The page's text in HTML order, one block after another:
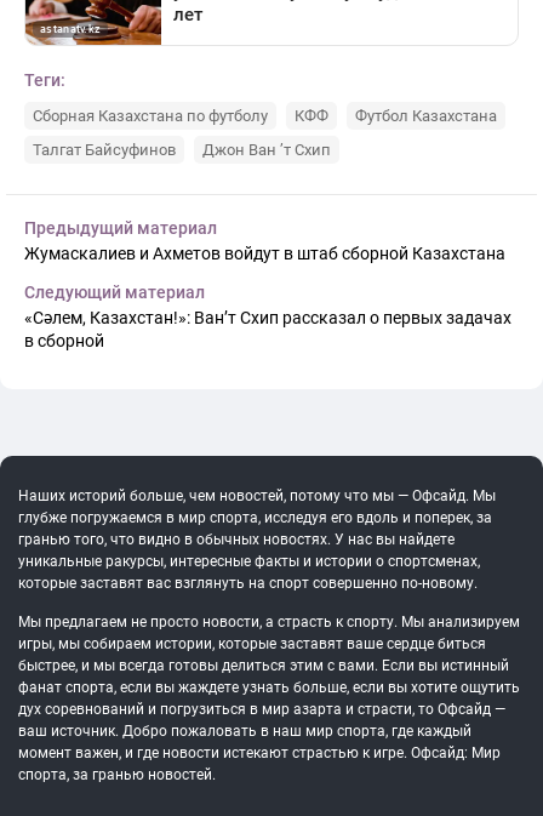
Теги:
Сборная Казахстана по футболу КФФ
Футбол Казахстана
Талгат Байсуфинов
Джон Ван ’т Схип
Предыдущий материал
Жумаскалиев и Ахметов войдут в штаб сборной Казахстана
Следующий материал
«Сәлем, Казахстан!»: Ван’т Схип рассказал о первых задачах
в сборной
Наших историй больше, чем новостей, потому что мы — Офсайд. Мы
глубже погружаемся в мир спорта, исследуя его вдоль и поперек, за
гранью того, что видно в обычных новостях. У нас вы найдете
уникальные ракурсы, интересные факты и истории о спортсменах,
которые заставят вас взглянуть на спорт совершенно по-новому.
Мы предлагаем не просто новости, а страсть к спорту. Мы анализируем
игры, мы собираем истории, которые заставят ваше сердце биться
быстрее, и мы всегда готовы делиться этим с вами. Если вы истинный
фанат спорта, если вы жаждете узнать больше, если вы хотите ощутить
дух соревнований и погрузиться в мир азарта и страсти, то Офсайд —
ваш источник. Добро пожаловать в наш мир спорта, где каждый
момент важен, и где новости истекают страстью к игре. Офсайд: Мир
спорта, за гранью новостей.